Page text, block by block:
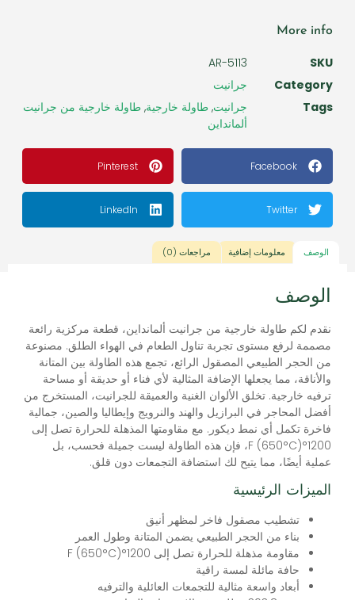
More info
SKU
AR-5113
Category
جرانيت
Tags
جرانيت, طاولة خارجية, طاولة خارجية من جرانيت
ألمانداين
Facebook
Pinterest
Twitter
LinkedIn
الوصف معلومات إضافية مراجعات (0)
الوصف
نقدم لكم طاولة خارجية من جرانيت ألمانداين، قطعة مركزية رائعة
مصممة لرفع مستوى تجربة تناول الطعام في الهواء الطلق. مصنوعة
من الحجر الطبيعي المصقول الرائع، تجمع هذه الطاولة بين المتانة
والأناقة، مما يجعلها الإضافة المثالية لأي فناء أو حديقة أو مساحة
ترفيه خارجية. تخلق الألوان الغنية والعميقة للجرانيت، المستخرج من
أفضل المحاجر في البرازيل والهند والنرويج وإيطاليا والصين، جمالية
فاخرة تكمل أي نمط ديكور. مع مقاومتها المذهلة للحرارة تصل إلى
1200°F (650°C)، فإن هذه الطاولة ليست جميلة فحسب، بل
عملية أيضًا، مما يتيح لك استضافة التجمعات دون قلق.
الميزات الرئيسية
تشطيب مصقول فاخر لمظهر أنيق
بناء من الحجر الطبيعي يضمن المتانة وطول العمر
مقاومة مذهلة للحرارة تصل إلى 1200°F (650°C)
حافة مائلة لمسة راقية
أبعاد واسعة مثالية للتجمعات العائلية والترفيه